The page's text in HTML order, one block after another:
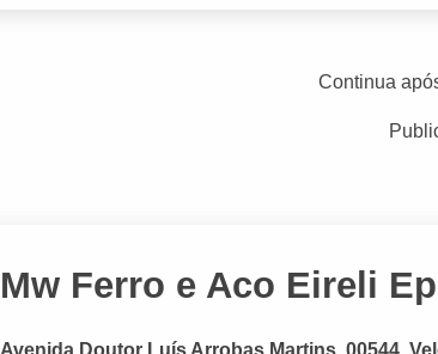
Continua
Mw Ferro e Aco Eireli
Avenida Doutor Luís Arrobas Martins, 00544,